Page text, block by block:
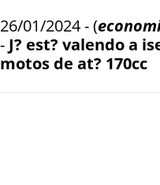
26/01/2024 - (
- J? est? valendo a
motos de at? 170cc